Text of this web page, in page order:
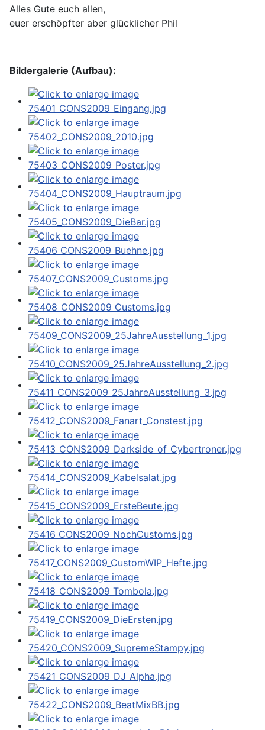
Alles Gute euch allen,
euer erschöpfter aber glücklicher Phil
Bildergalerie (Aufbau):